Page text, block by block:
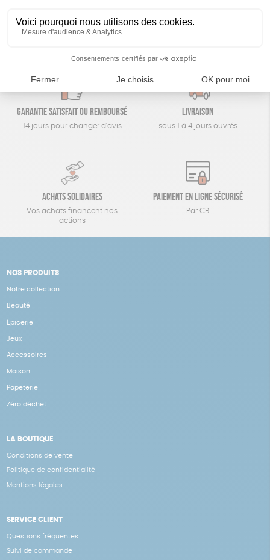
Un achat éco-responsable
Garantie satisfait ou remboursé
14 jours pour changer d'avis
Livraison
sous 1 à 4 jours ouvrés
Achats solidaires
Vos achats financent nos
actions
Paiement en ligne sécurisé
Par CB
NOS PRODUITS
Notre collection
Beauté
Épicerie
Jeux
Accessoires
Maison
Papeterie
Zéro déchet
LA BOUTIQUE
Conditions de vente
Politique de confidentialité
Mentions légales
SERVICE CLIENT
Questions fréquentes
Suivi de commande